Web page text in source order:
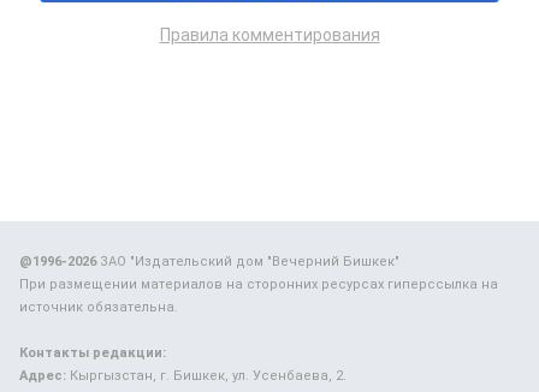
Правила комментирования
@1996-2026ЗАО "Издательский дом "Вечерний Бишкек"
При размещении материалов на сторонних ресурсах гиперссылка на
источник обязательна.
Контакты редакции:
Адрес: Кыргызстан, г. Бишкек, ул. Усенбаева, 2.